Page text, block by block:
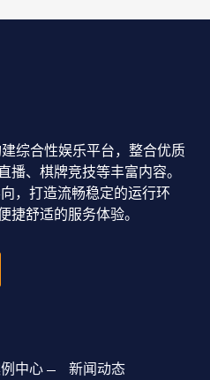
综合性娱乐平台，整合优质
、棋牌竞技等丰富内容。
，打造流畅稳定的运行环
舒适的服务体验。
中心
新闻动态